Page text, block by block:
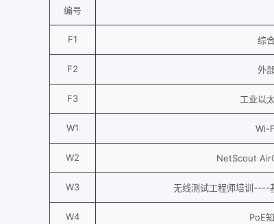
编号
F1 综
F2 外
F3 工业以
W1 Wi-
W2 NetScout
W3 无线测试工程师培训----
W4 PoE